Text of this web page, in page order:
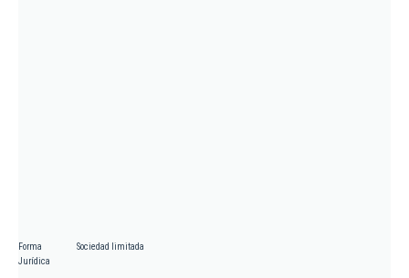
Forma
Jurídica
Sociedad limitada